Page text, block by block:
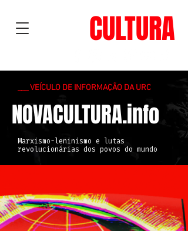
CULTURA
___ VEÍCULO DE INFORMAÇÃO DA URC
NOVACULTURA.info
Marxismo-leninismo e lutas
revolucionárias dos povos do mundo